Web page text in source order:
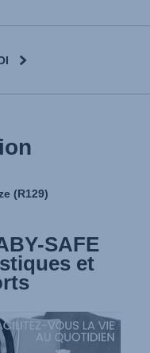
(R129)
SAFE
et
SAFE